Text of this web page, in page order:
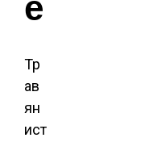
Тр
ав
ян
ист